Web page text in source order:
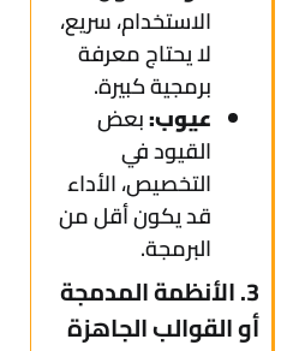
الاستخدام، سريع،
لا يحتاج معرفة
برمجية كبيرة.
عيوب:بعض
القيود في
التخصيص، الأداء
قد يكون أقل من
البرمجة.
3. الأنظمة المدمجة
أو القوالب الجاهزة